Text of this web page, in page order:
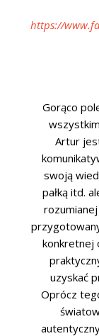
https://
Gorąco
Artur
swoją
pałką itd.
konkretnej
uzyskać
Oprócz